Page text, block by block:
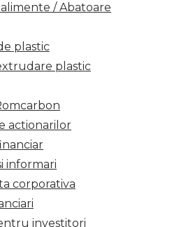
/ Abatoare
plastic
plastic
actionarilor
informari
corporativa
investitori